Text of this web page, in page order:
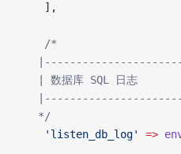
    ],
    /*
   | 数据库 SQL 日志
   */
    'listen_db_log'
=>